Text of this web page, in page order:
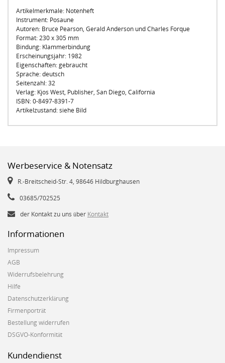
Artikelmerkmale: Notenheft
Instrument: Posaune
Autoren: Bruce Pearson, Gerald Anderson und Charles Forque
Format: 230 x 305 mm
Bindung: Klammerbindung
Erscheinungsjahr: 1982
Eigenschaften: gebraucht
Sprache: deutsch
Seitenzahl: 32
Verlag: Kjos West, Publisher, San Diego, California
ISBN: 0-8497-8391-7
Artikelzustand: siehe Bild
Werbeservice & Notensatz
R.-Breitscheid-Str. 4, 98646 Hildburghausen
03685/702525
der Kontakt zu uns über Kontakt
Informationen
Impressum
AGB
Widerrufsbelehrung
Hilfe
Datenschutzerklärung
Firmenporträt
Bestellung widerrufen
DSGVO-Konformität
Kundendienst